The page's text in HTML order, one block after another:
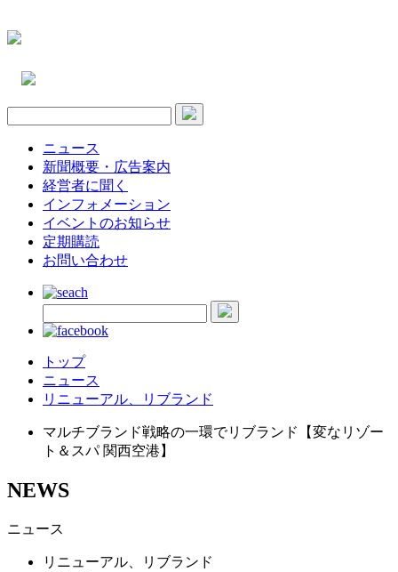
ニュース
新聞概要・広告案内
経営者に聞く
インフォメーション
イベントのお知らせ
定期購読
お問い合わせ
トップ
ニュース
リニューアル、リブランド
マルチブランド戦略の一環でリブランド【変なリゾー
ト＆スパ 関西空港】
NEWS
ニュース
リニューアル、リブランド